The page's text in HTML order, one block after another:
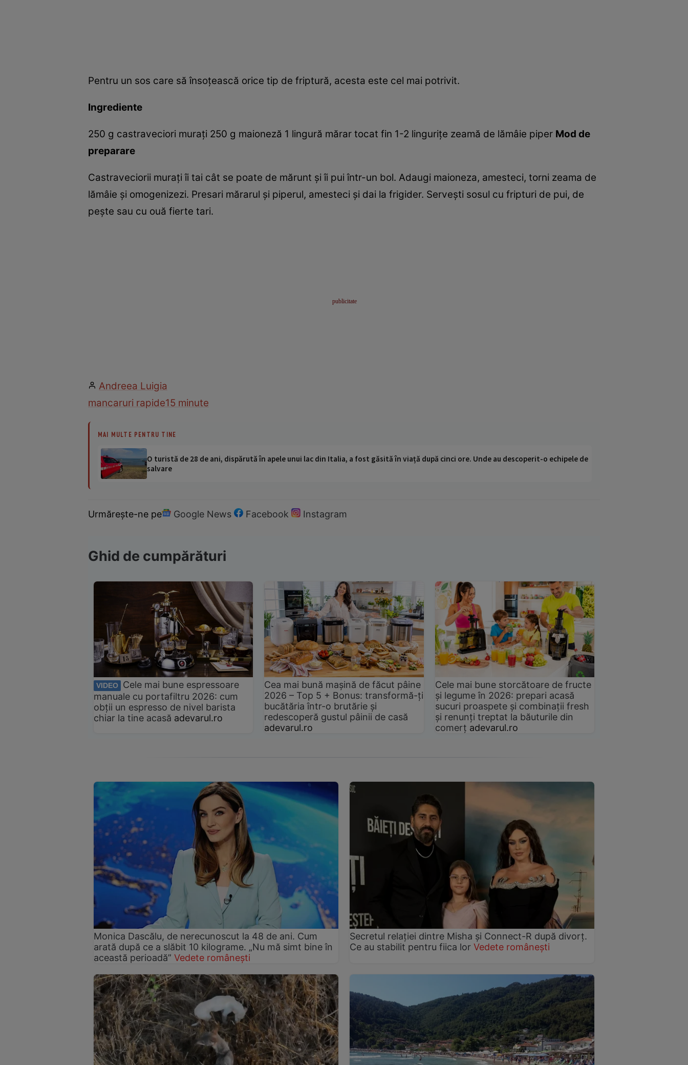
Pentru un sos care să însoţească orice tip de friptură, acesta este cel mai potrivit.
Ingrediente
250 g castraveciori muraţi 250 g maioneză 1 lingură mărar tocat fin 1-2 linguriţe zeamă de lămâie piper Mod de
preparare
Castraveciorii muraţi îi tai cât se poate de mărunt şi îi pui într-un bol. Adaugi maioneza, amesteci, torni zeama de
lămâie şi omogenizezi. Presari mărarul şi piperul, amesteci şi dai la frigider. Serveşti sosul cu fripturi de pui, de
peşte sau cu ouă fierte tari.
Andreea Luigia
mancaruri rapide15 minute
MAI MULTE PENTRU TINE
O turistă de 28 de ani, dispărută în apele unui lac din Italia, a fost găsită în viață după cinci ore. Unde au descoperit-o echipele de
salvare
Urmărește-ne pe Google News Facebook Instagram
Ghid de cumpărături
VIDEO
Cele mai bune espressoare
manuale cu portafiltru 2026: cum
obții un espresso de nivel barista
chiar la tine acasă adevarul.ro
Cea mai bună mașină de făcut pâine
2026 – Top 5 + Bonus: transformă-ți
bucătăria într-o brutărie și
redescoperă gustul pâinii de casă
adevarul.ro
Cele mai bune storcătoare de fructe
și legume în 2026: prepari acasă
sucuri proaspete și combinații fresh
și renunți treptat la băuturile din
comerț adevarul.ro
Monica Dascălu, de nerecunoscut la 48 de ani. Cum
arată după ce a slăbit 10 kilograme. „Nu mă simt bine în
această perioadă” Vedete românești
Secretul relației dintre Misha și Connect-R după divorț.
Ce au stabilit pentru fiica lor Vedete românești